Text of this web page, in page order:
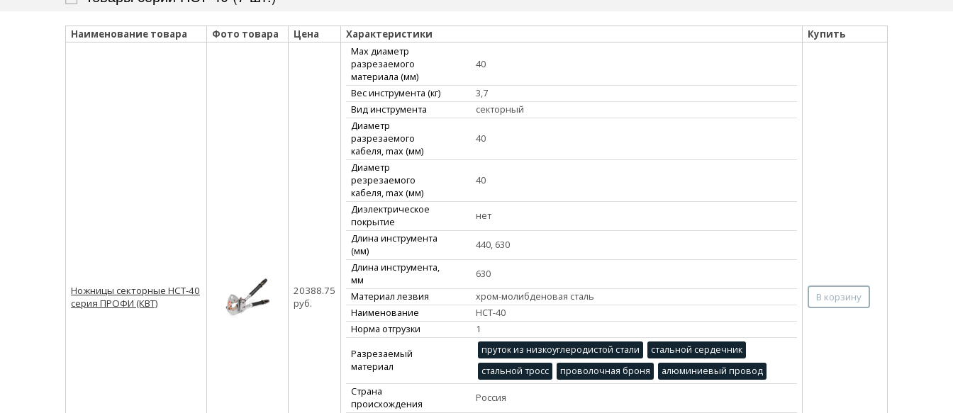
Наименование товара Фото товара Цена Характеристики Купить
Ножницы секторные НСТ-40
серия ПРОФИ (КВТ)
20388.75
руб.
Max диаметр
разрезаемого
материала (мм)
40
Вес инструмента (кг)
3,7
Вид инструмента
секторный
Диаметр
разрезаемого
кабеля, max (мм)
40
Диаметр
резрезаемого
кабеля, max (мм)
40
Диэлектрическое
покрытие
нет
Длина инструмента
(мм)
440, 630
Длина инструмента,
мм
630
Материал лезвия
хром-молибденовая сталь
Наименование
НСТ-40
Норма отгрузки
1
Разрезаемый
материал
пруток из низкоуглеродистой стали
стальной сердечник
стальной тросс
проволочная броня
алюминиевый провод
Страна
происхождения
Россия
В корзину